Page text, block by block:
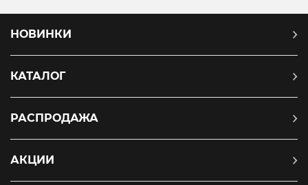
НОВИНКИ
КАТАЛОГ
РАСПРОДАЖА
АКЦИИ